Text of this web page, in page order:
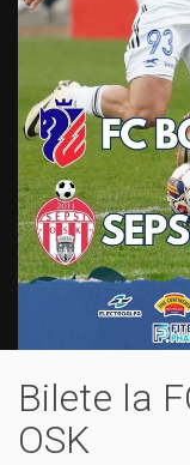
Bilete la
OSK